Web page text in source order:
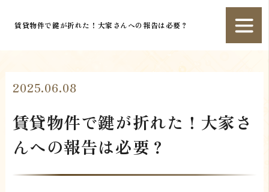
賃貸物件で鍵が折れた！大家さんへの報告は必要？
2025.06.08
賃貸物件で鍵が折れた！大家さ
んへの報告は必要？